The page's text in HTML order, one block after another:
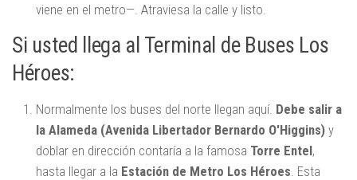
viene en el metro—. Atraviesa la calle y listo.
Si usted llega al Terminal de Buses Los
Héroes:
Normalmente los buses del norte llegan aquí. Debe salir a
la Alameda (Avenida Libertador Bernardo O'Higgins) y
doblar en dirección contaría a la famosa Torre Entel,
hasta llegar a la Estación de Metro Los Héroes . Esta